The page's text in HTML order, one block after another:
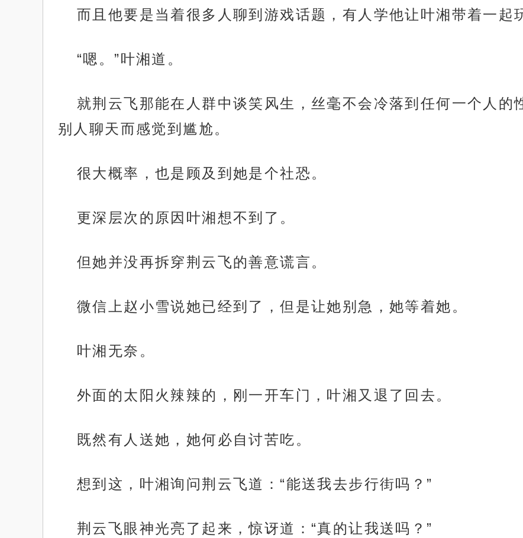
而且他要是当着很多人聊到游戏话题，有人学他让叶湘带着一起
“嗯。”叶湘道。
就荆云飞那能在人群中谈笑风生，丝毫不会冷落到任何一个人的
别人聊天而感觉到尴尬。
很大概率，也是顾及到她是个社恐。
更深层次的原因叶湘想不到了。
但她并没再拆穿荆云飞的善意谎言。
微信上赵小雪说她已经到了，但是让她别急，她等着她。
叶湘无奈。
外面的太阳火辣辣的，刚一开车门，叶湘又退了回去。
既然有人送她，她何必自讨苦吃。
想到这，叶湘询问荆云飞道：“能送我去步行街吗？”
荆云飞眼神光亮了起来，惊讶道：“真的让我送吗？”